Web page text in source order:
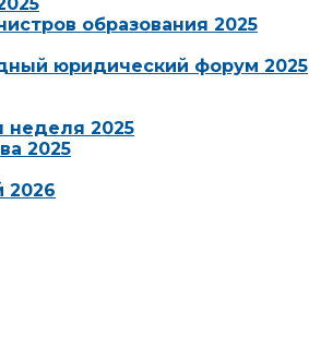
образования 2025
юридический форум 2025
неделя 2025
2025
2026